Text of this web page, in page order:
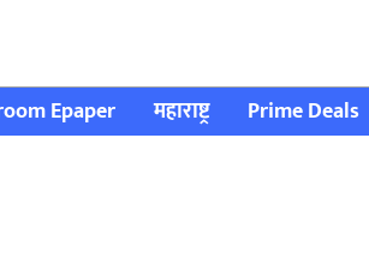
Epaper महाराष्ट्र Prime Deals